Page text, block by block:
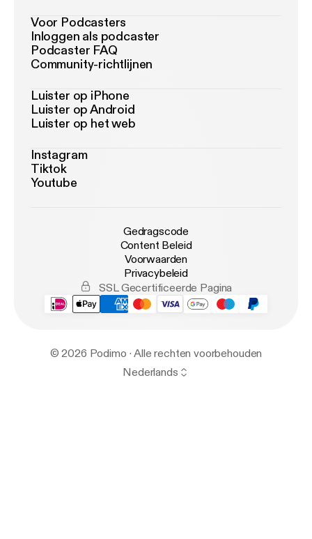
Voor Podcasters
Inloggen als podcaster
Podcaster FAQ
Community-richtlijnen
Luister op iPhone
Luister op Android
Luister op het web
Instagram
Tiktok
Youtube
Gedragscode
Content Beleid
Voorwaarden
Privacybeleid
SSL Gecertificeerde Pagina
© 2026 Podimo · Alle rechten voorbehouden
Nederlands